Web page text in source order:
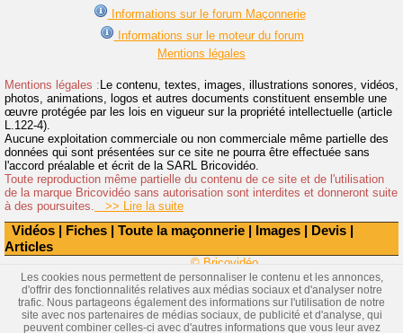
Vidéos | Fiches | Toute la maçonnerie | Images | Devis |
Articles
Informations sur le forum Maçonnerie
Informations sur le moteur du forum
Mentions légales
Mentions légales : Le contenu, textes, images, illustrations sonores, vidéos,
photos, animations, logos et autres documents constituent ensemble une
œuvre protégée par les lois en vigueur sur la propriété intellectuelle (article
L.122-4).
Aucune exploitation commerciale ou non commerciale même partielle des
données qui sont présentées sur ce site ne pourra être effectuée sans
l'accord préalable et écrit de la SARL Bricovidéo.
Toute reproduction même partielle du contenu de ce site et de l'utilisation
de la marque Bricovidéo sans autorisation sont interdites et donneront suite
à des poursuites.
>> Lire la suite
© Bricovidéo
Les cookies nous permettent de personnaliser le contenu et les annonces,
d'offrir des fonctionnalités relatives aux médias sociaux et d'analyser notre
trafic. Nous partageons également des informations sur l'utilisation de notre
site avec nos partenaires de médias sociaux, de publicité et d'analyse, qui
peuvent combiner celles-ci avec d'autres informations que vous leur avez